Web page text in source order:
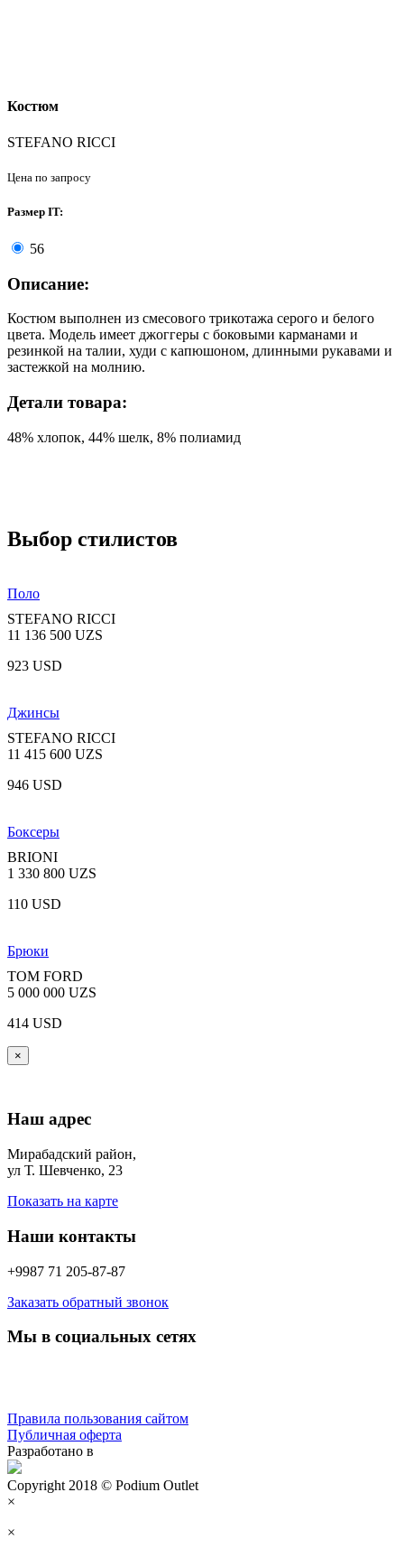
Костюм
STEFANO RICCI
Цена по запросу
Размер IT:
56
Описание:
Костюм выполнен из смесового трикотажа серого и белого
цвета. Модель имеет джоггеры с боковыми карманами и
резинкой на талии, худи с капюшоном, длинными рукавами и
застежкой на молнию.
Детали товара:
48% хлопок, 44% шелк, 8% полиамид
Выбор стилистов
Поло
STEFANO RICCI
11 136 500 UZS
923 USD
Джинсы
STEFANO RICCI
11 415 600 UZS
946 USD
Боксеры
BRIONI
1 330 800 UZS
110 USD
Брюки
TOM FORD
5 000 000 UZS
414 USD
×
Наш адрес
Мирабадский район,
ул Т. Шевченко, 23
Показать на карте
Наши контакты
+9987 71 205-87-87
Заказать обратный звонок
Мы в социальных сетях
Правила пользования сайтом
Публичная оферта
Разработано в
Copyright 2018 © Podium Outlet
×
×